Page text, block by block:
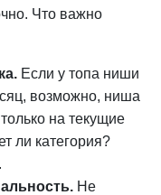
Что важно
Если у топа ниши
возможно, ниша
на текущие
ли категория?
Не